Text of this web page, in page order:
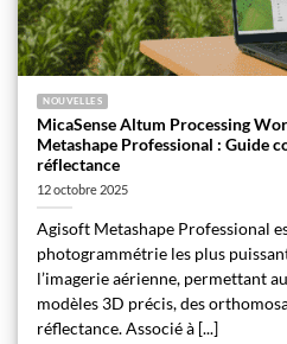
NOUVELLES
MicaSense Altum Processing
Metashape Professional : Guide
réflectance
12 octobre 2025
Agisoft Metashape Professional
photogrammétrie les plus
l’imagerie aérienne, permettant
modèles 3D précis, des
réflectance. Associé à [...]